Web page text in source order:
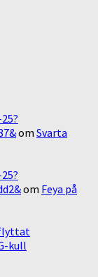
om Svarta
om Feya på
flyttat
kull